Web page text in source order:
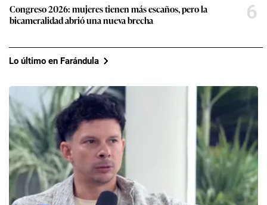
Congreso 2026: mujeres tienen más escaños, pero la
bicameralidad abrió una nueva brecha
6
Lo último en Farándula